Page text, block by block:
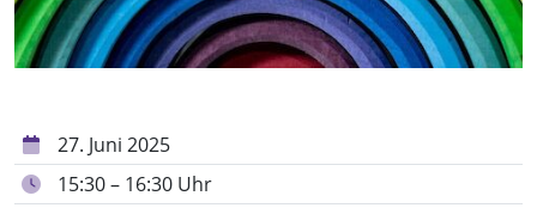
27. Juni 2025
15:30 – 16:30 Uhr